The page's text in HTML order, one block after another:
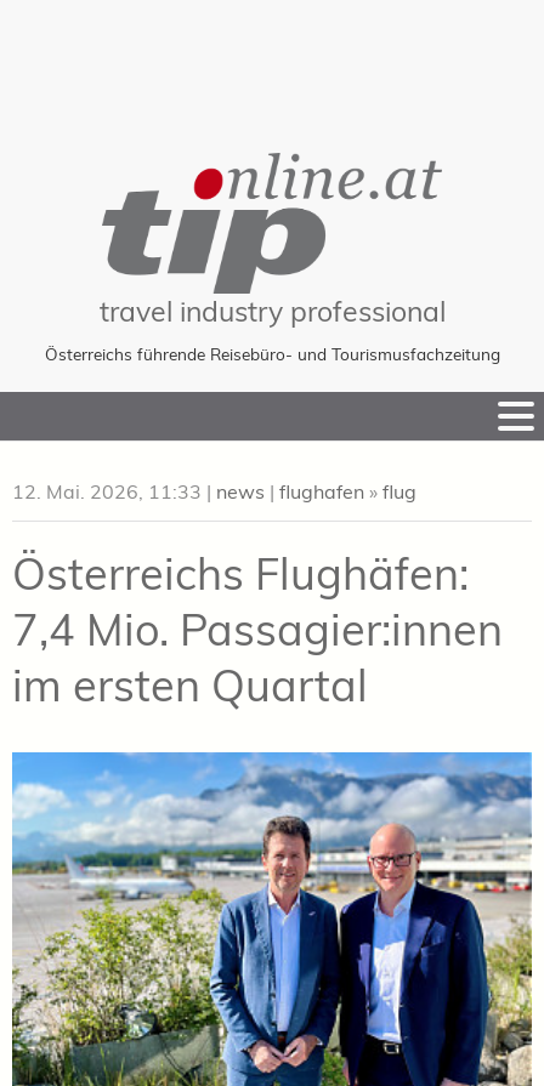
travel industry professional
Österreichs führende Reisebüro- und Tourismusfachzeitung
to
12. Mai. 2026, 11:33 | news | flughafen » flug
Österreichs Flughäfen:
7,4 Mio. Passagier:innen
im ersten Quartal